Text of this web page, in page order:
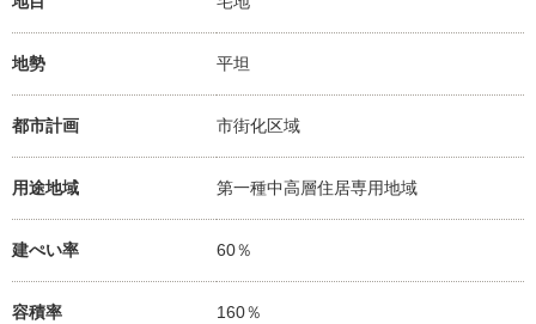
地勢 平坦
都市計画 市街化区域
用途地域 第一種中高層住居専用地域
建ぺい率 60％
容積率 160％